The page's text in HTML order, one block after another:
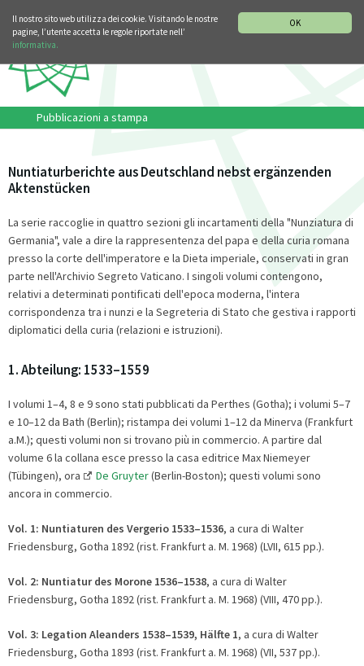
OK
Il nostro sito web utilizza dei cookie. Visitando le nostre
pagine, l’utente accetta le regole riportate nell’
informativa.
Pubblicazioni a stampa
Nuntiaturberichte aus Deutschland nebst ergänzenden
Aktenstücken
La serie raccoglie in quattro sezioni gli incartamenti della "Nunziatura di
Germania", vale a dire la rappresentenza del papa e della curia romana
presso la corte dell'imperatore e la Dieta imperiale, conservati in gran
parte nell'Archivio Segreto Vaticano. I singoli volumi contengono,
relativi a determinati pontificati dell'epoca moderna, l'intera
corrispondenza tra i nunzi e la Segreteria di Stato che gestiva i rapporti
diplomatici della curia (relazioni e istruzioni).
1. Abteilung: 1533–1559
I volumi 1–4, 8 e 9 sono stati pubblicati da Perthes (Gotha); i volumi 5–7
e 10–12 da Bath (Berlin); ristampa dei volumi 1–12 da Minerva (Frankfurt
a.M.); questi volumi non si trovano più in commercio. A partire dal
volume 6 la collana esce presso la casa editrice Max Niemeyer
(Tübingen), ora
De Gruyter(Berlin-Boston); questi volumi sono
ancora in commercio.
Vol. 1: Nuntiaturen des Vergerio 1533–1536, a cura di Walter
Friedensburg, Gotha 1892 (rist. Frankfurt a. M. 1968) (LVII, 615 pp.).
Vol. 2: Nuntiatur des Morone 1536–1538, a cura di Walter
Friedensburg, Gotha 1892 (rist. Frankfurt a. M. 1968) (VIII, 470 pp.).
Vol. 3: Legation Aleanders 1538–1539, Hälfte 1, a cura di Walter
Friedensburg, Gotha 1893 (rist. Frankfurt a. M. 1968) (VII, 537 pp.).